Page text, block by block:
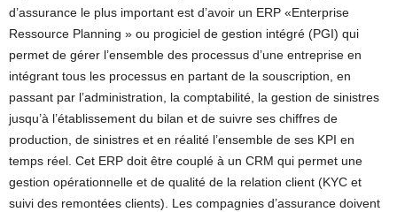
d’assurance le plus important est d’avoir un ERP «Enterprise
Ressource Planning » ou progiciel de gestion intégré (PGI) qui
permet de gérer l’ensemble des processus d’une entreprise en
intégrant tous les processus en partant de la souscription, en
passant par l’administration, la comptabilité, la gestion de sinistres
jusqu’à l’établissement du bilan et de suivre ses chiffres de
production, de sinistres et en réalité l’ensemble de ses KPI en
temps réel. Cet ERP doit être couplé à un CRM qui permet une
gestion opérationnelle et de qualité de la relation client (KYC et
suivi des remontées clients). Les compagnies d’assurance doivent